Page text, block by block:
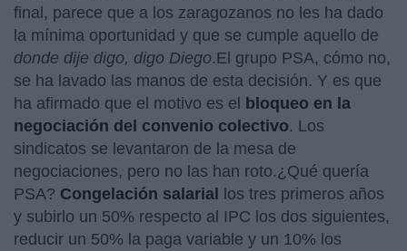
final, parece que a los zaragozanos no les ha dado
la mínima oportunidad y que se cumple aquello de
donde dije digo, digo Diego.El grupo PSA, cómo no,
se ha lavado las manos de esta decisión. Y es que
ha afirmado que el motivo es el bloqueo en la
negociación del convenio colectivo. Los
sindicatos se levantaron de la mesa de
negociaciones, pero no las han roto.¿Qué quería
PSA? Congelación salarial los tres primeros años
y subirlo un 50% respecto al IPC los dos siguientes,
reducir un 50% la paga variable y un 10% los